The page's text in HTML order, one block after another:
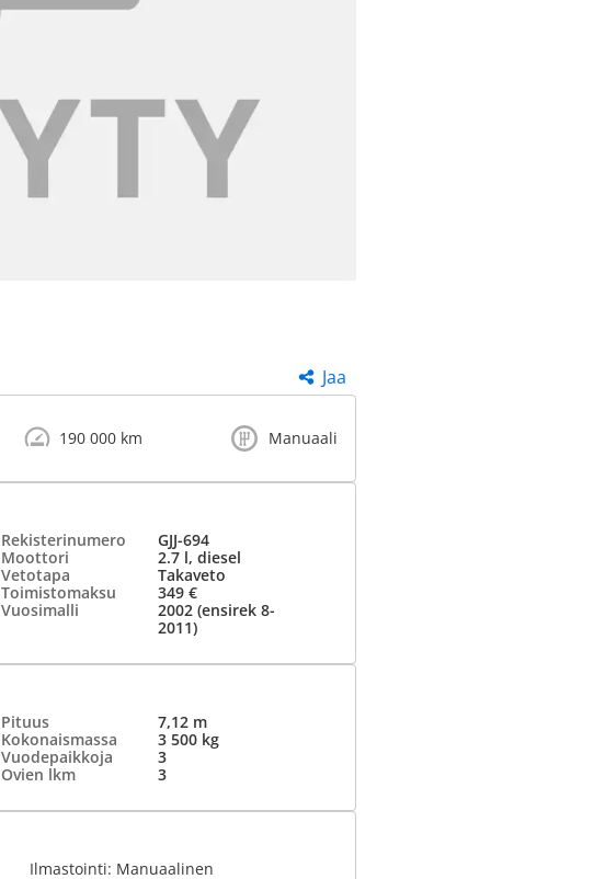
Jaa
190 000 km Manuaali
Rekisterinumero
GJJ-694
Moottori
2.7 l, diesel
Vetotapa
Takaveto
Toimistomaksu
349 €
Vuosimalli
2002 (ensirek 8-
2011)
Pituus
7,12 m
Kokonaismassa
3 500 kg
Vuodepaikkoja
3
Ovien lkm 3
Ilmastointi: Manuaalinen